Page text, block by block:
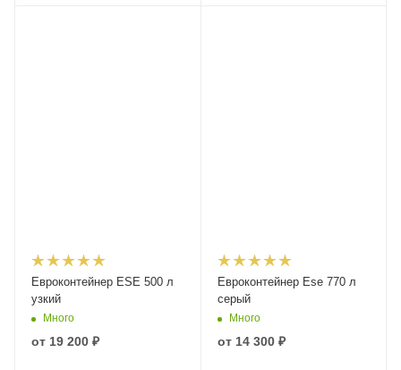
Евроконтейнер ESE 500 л
узкий
Много
от 19 200 ₽
Евроконтейнер Ese 770 л
серый
Много
от 14 300 ₽